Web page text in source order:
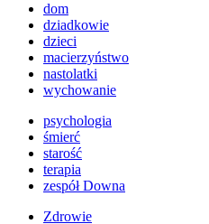
dom
dziadkowie
dzieci
macierzyństwo
nastolatki
wychowanie
psychologia
śmierć
starość
terapia
zespół Downa
Zdrowie